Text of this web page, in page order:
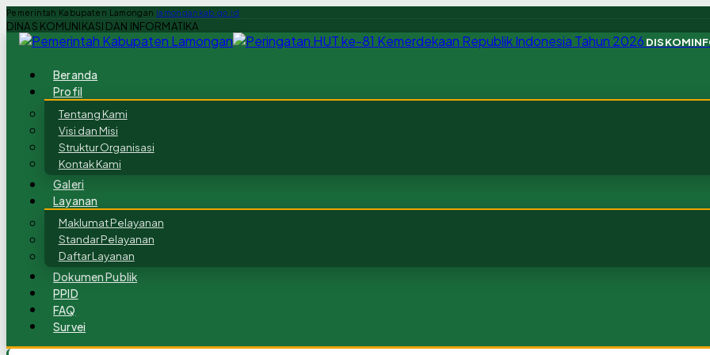
Pemerintah Kabupaten Lamongan lamongankab.go.id
DINAS KOMUNIKASI DAN INFORMATIKA
Beranda
Profil
Tentang Kami
Visi dan Misi
Struktur Organisasi
Kontak Kami
Galeri
Layanan
Maklumat Pelayanan
Standar Pelayanan
Daftar Layanan
Dokumen Publik
PPID
FAQ
Survei